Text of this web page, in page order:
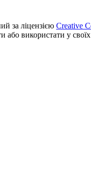
за ліцензією Creative
або використати у своїх